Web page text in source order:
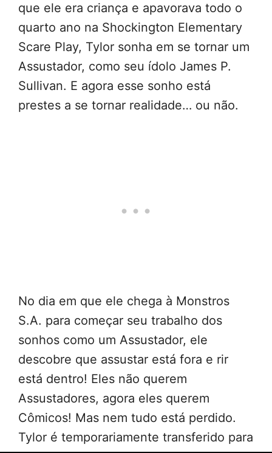
que ele era criança e apavorava todo o
quarto ano na Shockington Elementary
Scare Play, Tylor sonha em se tornar um
Assustador, como seu ídolo James P.
Sullivan. E agora esse sonho está
prestes a se tornar realidade… ou não.
No dia em que ele chega à Monstros
S.A. para começar seu trabalho dos
sonhos como um Assustador, ele
descobre que assustar está fora e rir
está dentro! Eles não querem
Assustadores, agora eles querem
Cômicos! Mas nem tudo está perdido.
Tylor é temporariamente transferido para